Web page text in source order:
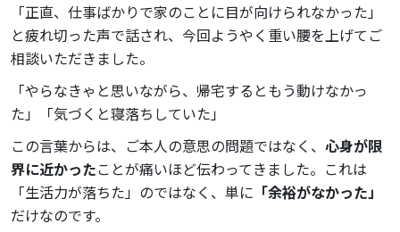
「正直、仕事ばかりで家のことに目が向けられなかった」
と疲れ切った声で話され、今回ようやく重い腰を上げてご
相談いただきました。
「やらなきゃと思いながら、帰宅するともう動けなかっ
た」「気づくと寝落ちしていた」
この言葉からは、ご本人の意思の問題ではなく、 心身が限
界に近かったことが痛いほど伝わってきました。これは
「生活力が落ちた」のではなく、単に 「余裕がなかった」
だけなのです。